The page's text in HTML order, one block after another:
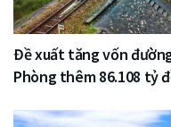
Đề xuất tăng vốn
Phòng thêm 86.108 tỷ